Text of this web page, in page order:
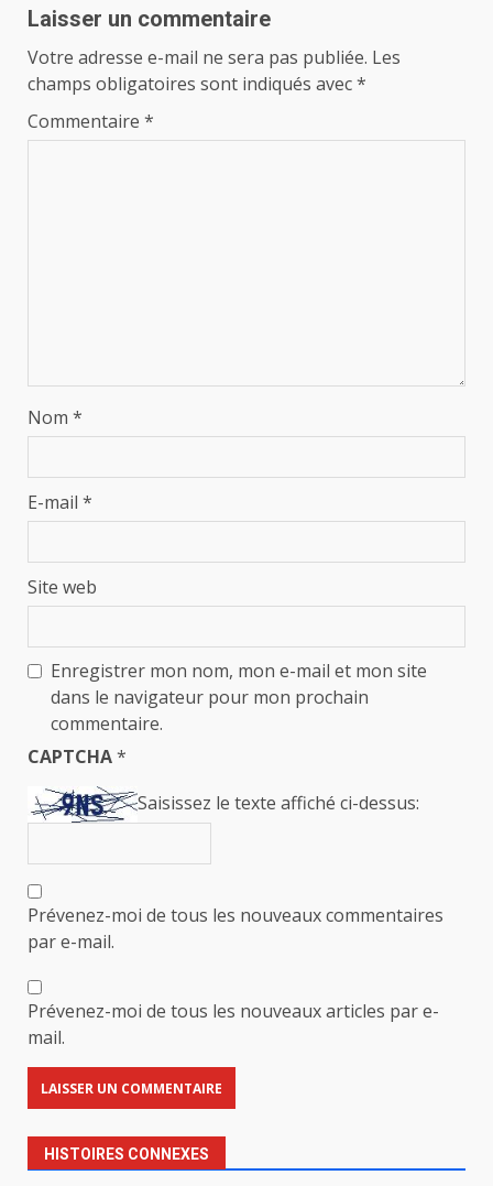
Laisser un commentaire
Votre adresse e-mail ne sera pas publiée. Les
champs obligatoires sont indiqués avec*
Commentaire *
Nom *
E-mail *
Site web
Enregistrer mon nom, mon e-mail et mon site
dans le navigateur pour mon prochain
commentaire.
CAPTCHA*
Saisissez le texte affiché ci-dessus:
Prévenez-moi de tous les nouveaux commentaires
par e-mail.
Prévenez-moi de tous les nouveaux articles par e-
mail.
HISTOIRES CONNEXES